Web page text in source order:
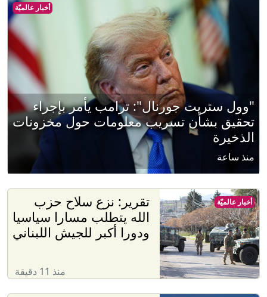
أخبار عالميّة
"وول ستريت جورنال": ترامب يأمر بإجراء
تحقيق بشأن تسريب معلومات حول مخزونات
الذخيرة
منذ ساعة
تقرير: نزع سلاح حزب
الله يتطلب مسارا سياسيا
ودورا أكبر للجيش اللبناني
منذ 11 دقيقة
أخبار عالميّة